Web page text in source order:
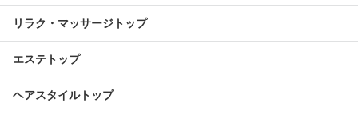
リラク・マッサージトップ
エステトップ
ヘアスタイルトップ